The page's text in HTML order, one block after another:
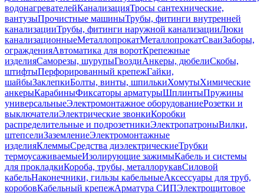
водонагревателейКанализацияТросы сантехнические,
вантузыПрочистные машиныТрубы, фитинги внутренней
канализацииТрубы, фитинги наружной канализацииЛюки
канализационныеМеталлопрокатМеталлопрокатСваиЗаборы,
огражденияАвтоматика для воротКрепежные
изделияСаморезы, шурупыГвоздиАнкеры, дюбелиСкобы,
штифтыПерфорированный крепежГайки,
шайбыЗаклепкиБолты, винты, шпилькиХомутыХимические
анкерыКарабиныФиксаторы арматурыШплинтыПружины
универсальныеЭлектромонтажное оборудованиеРозетки и
выключателиЭлектрические звонкиКоробки
распределительные и подрозетникиЭлектропатроныВилки,
штепселиЗаземлениеЭлектромонтажные
изделияКлеммыСредства диэлектрическиеТрубки
термоусаживаемыеИзолирующие зажимыКабель и системы
для прокладкиКороба, трубы, металлорукавСиловой
кабельНаконечники, гильзы кабельныеАксессуары для труб,
коробовКабельный крепежАрматура СИПЭлектрощитовое